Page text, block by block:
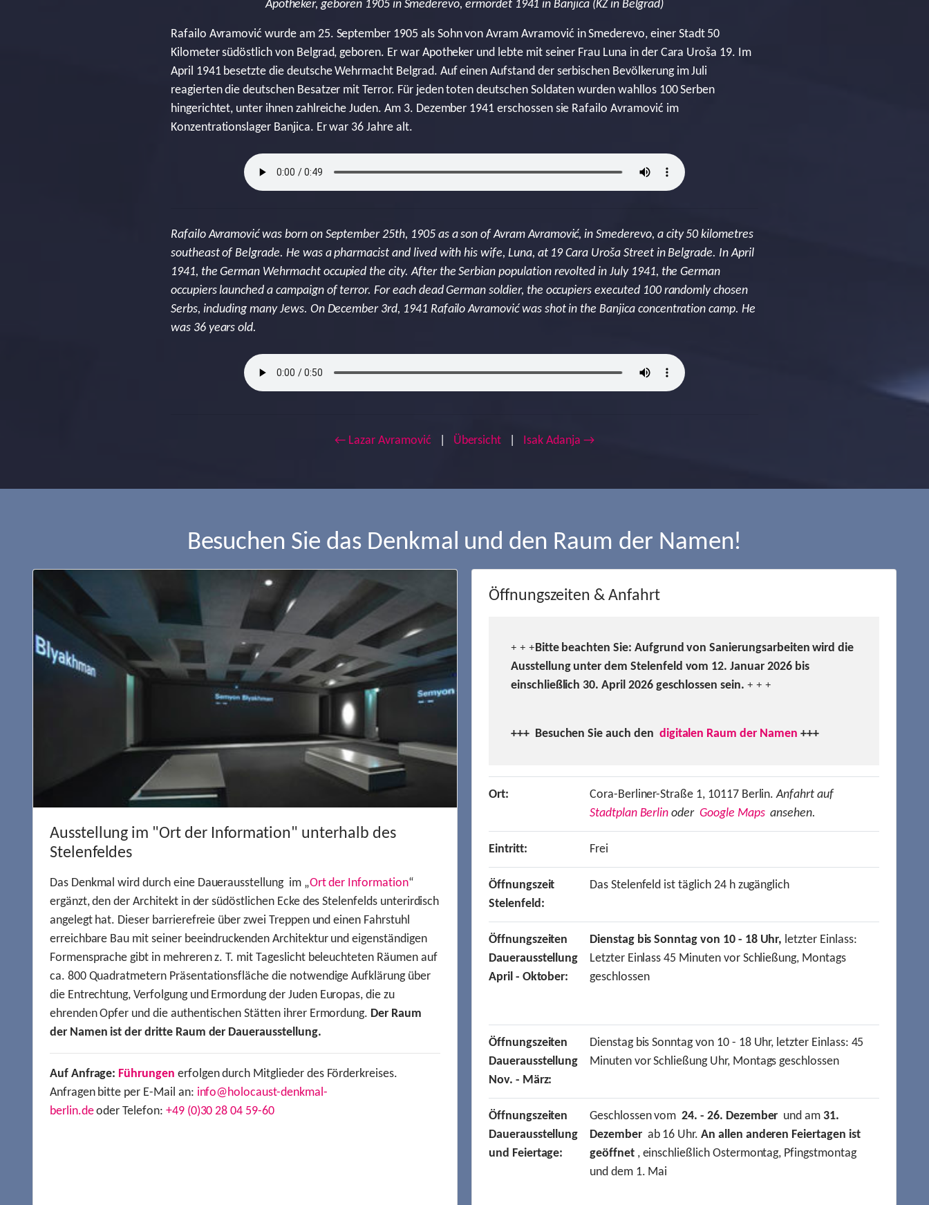
Apotheker, geboren 1905 in Smederevo, ermordet 1941 in Banjica (KZ in Belgrad)
Rafailo Avramović wurde am 25. September 1905 als Sohn von Avram Avramović in Smederevo, einer Stadt 50
Kilometer südöstlich von Belgrad, geboren. Er war Apotheker und lebte mit seiner Frau Luna in der Cara Uroša 19. Im
April 1941 besetzte die deutsche Wehrmacht Belgrad. Auf einen Aufstand der serbischen Bevölkerung im Juli
reagierten die deutschen Besatzer mit Terror. Für jeden toten deutschen Soldaten wurden wahllos 100 Serben
hingerichtet, unter ihnen zahlreiche Juden. Am 3. Dezember 1941 erschossen sie Rafailo Avramović im
Konzentrationslager Banjica. Er war 36 Jahre alt.
Rafailo Avramović was born on September 25th, 1905 as a son of Avram Avramović, in Smederevo, a city 50 kilometres
southeast of Belgrade. He was a pharmacist and lived with his wife, Luna, at 19 Cara Uroša Street in Belgrade. In April
1941, the German Wehrmacht occupied the city. After the Serbian population revolted in July 1941, the German
occupiers launched a campaign of terror. For each dead German soldier, the occupiers executed 100 randomly chosen
Serbs, including many Jews. On December 3rd, 1941 Rafailo Avramović was shot in the Banjica concentration camp. He
was 36 years old.
← Lazar Avramović Übersicht Isak Adanja →
Besuchen Sie das Denkmal und den Raum der Namen!
Ausstellung im "Ort der Information" unterhalb des
Stelenfeldes
Das Denkmal wird durch eine Dauerausstellung im „Ort der Information“
ergänzt, den der Architekt in der südöstlichen Ecke des Stelenfelds unterirdisch
angelegt hat. Dieser barrierefreie über zwei Treppen und einen Fahrstuhl
erreichbare Bau mit seiner beeindruckenden Architektur und eigenständigen
Formensprache gibt in mehreren z. T. mit Tageslicht beleuchteten Räumen auf
ca. 800 Quadratmetern Präsentationsfläche die notwendige Aufklärung über
die Entrechtung, Verfolgung und Ermordung der Juden Europas, die zu
ehrenden Opfer und die authentischen Stätten ihrer Ermordung. Der Raum
der Namen ist der dritte Raum der Dauerausstellung.
Auf Anfrage: Führungen erfolgen durch Mitglieder des Förderkreises.
Anfragen bitte per E-Mail an: info@holocaust-denkmal-
berlin.deoder Telefon: +49 (0)30 28 04 59-60
Öffnungszeiten & Anfahrt
+ + +Bitte beachten Sie: Aufgrund von Sanierungsarbeiten wird die
Ausstellung unter dem Stelenfeld vom 12. Januar 2026 bis
einschließlich 30. April 2026 geschlossen sein. + + +
+++ Besuchen Sie auch den digitalen Raum der Namen +++
Ort: Cora-Berliner-Straße 1, 10117 Berlin.Anfahrt auf
Stadtplan Berlin oder Google Mapsansehen.
Eintritt: Frei
Öffnungszeit
Stelenfeld:
Das Stelenfeld ist täglich 24 h zugänglich
Öffnungszeiten
Dauerausstellung
April - Oktober:
Dienstag bis Sonntag von 10 - 18 Uhr, letzter Einlass:
Letzter Einlass 45 Minuten vor Schließung, Montags
geschlossen
Öffnungszeiten
Dauerausstellung
Nov. - März:
Dienstag bis Sonntag von 10 - 18 Uhr, letzter Einlass: 45
Minuten vor Schließung Uhr, Montags geschlossen
Öffnungszeiten
Dauerausstellung
und Feiertage:
Geschlossen vom24. - 26. Dezember und am31.
Dezemberab 16 Uhr.An allen anderen Feiertagen ist
geöffnet, einschließlich Ostermontag, Pfingstmontag
und dem 1. Mai